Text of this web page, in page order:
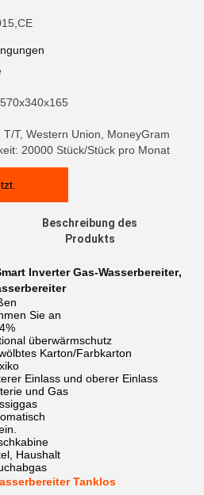
T, Western Union, MoneyGram
20000 Stück/Stück pro Monat
Beschreibung des
Produkts
Inverter Gas-Wasserbereiter,
Sie an
überwärmschutz
Karton/Farbkarton
Einlass und oberer Einlass
und Gas
Haushalt
Tanklos